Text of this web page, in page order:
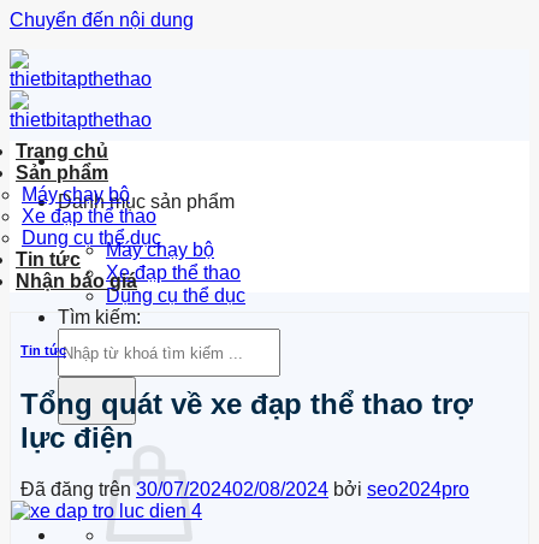
Chuyển đến nội dung
Danh mục sản phẩm
Máy chạy bộ
Xe đạp thể thao
Dụng cụ thể dục
Tìm kiếm:
Trang chủ
Sản phẩm
Máy chạy bộ
Xe đạp thể thao
Dung cụ thể dục
Tin tức
Nhận báo giá
Tin tức
Tổng quát về xe đạp thể thao trợ
lực điện
Đã đăng trên 30/07/202402/08/2024 bởi seo2024pro